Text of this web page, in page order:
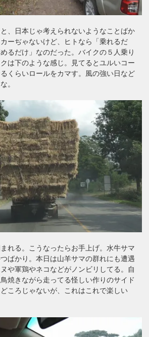
、日本じゃ考えられないようなことばか
ーぢゃないけど、ヒトなら「乗れるだ
るだけ」なのだった。バイクの５人乗り
は下のような感じ。見てるとユルいコー
くらいロールをカマす。風の強い日など
。
れる。こうなったらお手上げ。水牛サマ
ばかり。本日は山羊サマの群れにも遭遇
や軍鶏やネコなどがノンビリしてる。自
焼きながら走ってる怪しい作りのサイド
ころじゃないが、これはこれで楽しい